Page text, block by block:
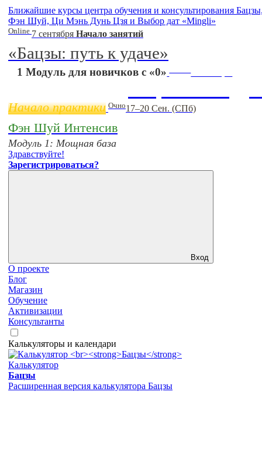
Ближайшие курсы центра обучения и консультирования
Фэн Шуй, Ци Мэнь Дунь Цзя и Выбор дат «Mingli»
Online 7 сентября Начало занятий
«Бацзы: путь к удаче»
1 Модуль для новичков с «0» 11 ноября
Начало практики Очно17–20 Сен. (СПб)
Фэн Шуй Интенсив
Модуль 1: Мощная база
Здравствуйте!
Зарегистрироваться?
Вход
О проекте
Блог
Магазин
Обучение
Активизации
Консультанты
Калькуляторы и календари
Калькулятор
Бацзы
Расширенная версия калькулятора Бацзы